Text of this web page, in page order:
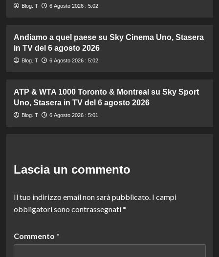
Blog.IT 6 Agosto 2026 : 5:02
Andiamo a quel paese su Sky Cinema Uno, Stasera
in TV del 6 agosto 2026
Blog.IT 6 Agosto 2026 : 5:02
ATP & WTA 1000 Toronto & Montreal su Sky Sport
Uno, Stasera in TV del 6 agosto 2026
Blog.IT 6 Agosto 2026 : 5:01
Lascia un commento
Il tuo indirizzo email non sarà pubblicato. I campi
obbligatori sono contrassegnati*
Commento *